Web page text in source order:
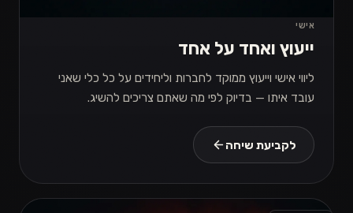
אישי
ייעוץ ואחד על אחד
ליווי אישי וייעוץ ממוקד לחברות וליחידים על כל כלי שאני
עובד איתו — בדיוק לפי מה שאתם צריכים להשיג.
לקביעת שיחה